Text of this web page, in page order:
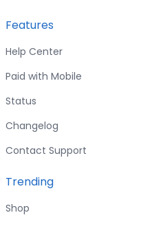
Features
Help Center
Paid with Mobile
Status
Changelog
Contact Support
Trending
Shop